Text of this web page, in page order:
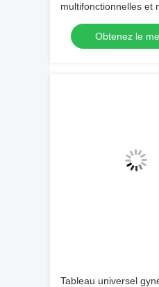
multifonctionnelles et
hôpitaux
Obtenez le
Tableau universel